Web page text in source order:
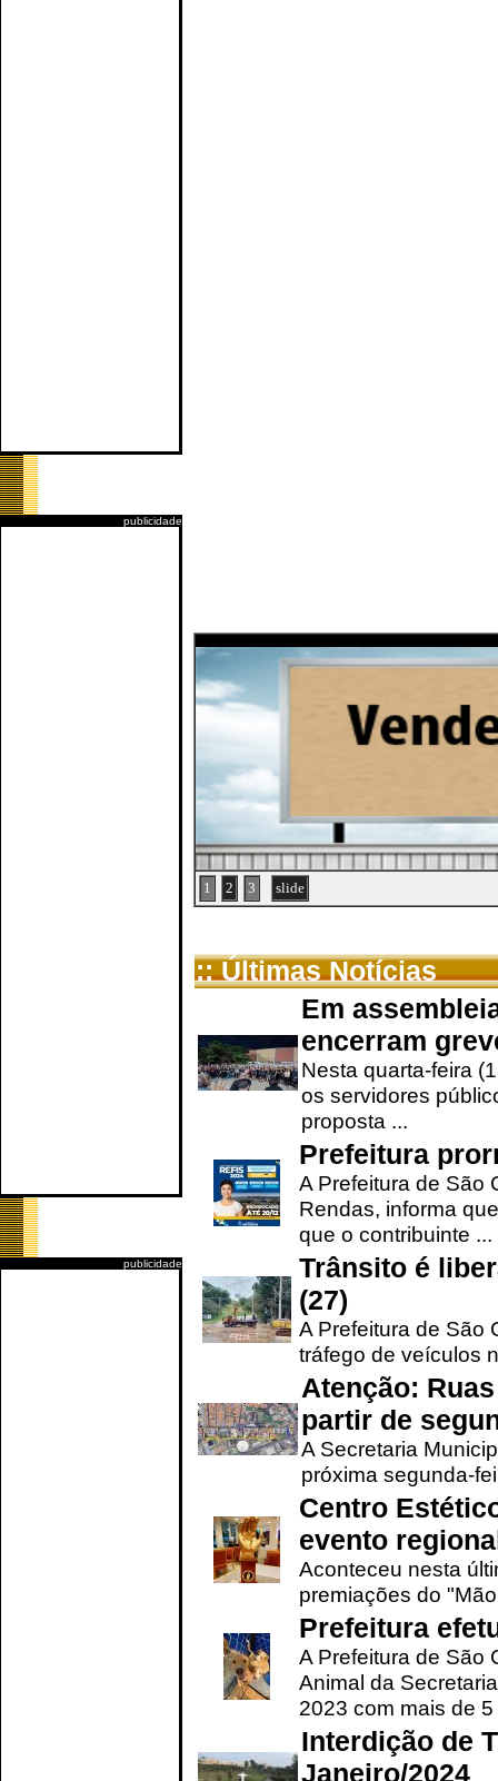
publicidade
publicidade
1 2 3 slide
:: Últimas Notícias
Em
encerram
Nesta quarta-feira
os servidores
proposta ...
Prefeitura
A Prefeitura de São
Rendas, informa
que o contribuinte ...
Trânsito é
(27)
A Prefeitura de São
tráfego de veículos
Atenção:
partir de
A Secretaria
próxima segunda-
Centro
evento
Aconteceu nesta
premiações do
Prefeitura
A Prefeitura de São
Animal da
2023 com mais de 5
Interdição de
Janeiro/2024